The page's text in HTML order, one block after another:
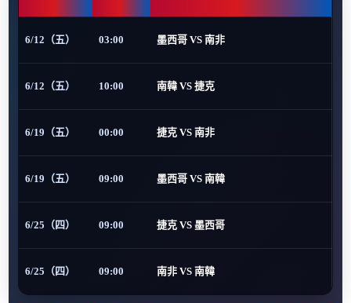
6/12（五） 03:00 墨西哥 VS 南非
6/12（五） 10:00 南韓 VS 捷克
6/19（五） 00:00 捷克 VS 南非
6/19（五） 09:00 墨西哥 VS 南韓
6/25（四） 09:00 捷克 VS 墨西哥
6/25（四） 09:00 南非 VS 南韓